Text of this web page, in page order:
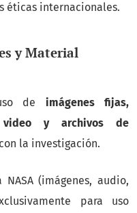
éticas internacionales.
y Material
de imágenes fijas,
video y archivos de
la investigación.
(imágenes, audio,
para uso